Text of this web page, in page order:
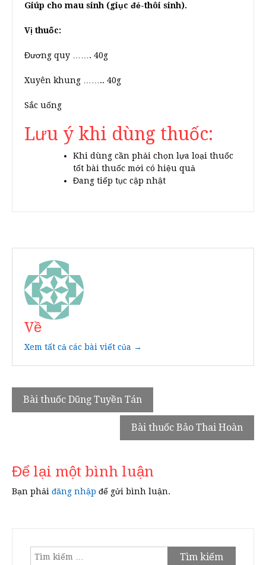
Giúp cho mau sinh (giục đẻ-thôi sinh).
Vị thuốc:
Đương quy ……. 40g
Xuyên khung …….. 40g
Sắc uống
Lưu ý khi dùng thuốc:
Khi dùng cần phải chọn lựa loại thuốc
tốt bài thuốc mới có hiệu quả
Đang tiếp tục cập nhật
Về
Xem tất cả các bài viết của →
Điều
hướng
Bài thuốc Dũng Tuyền Tán
Bài thuốc Bảo Thai Hoàn
Để lại một bình luận
Bạn phải đăng nhập để gửi bình luận.
Tìm